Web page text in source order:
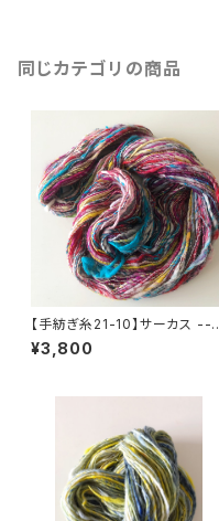
同じカテゴリの商品
【手紡ぎ糸21-10】サーカス ---
シングルヤーン
¥3,800